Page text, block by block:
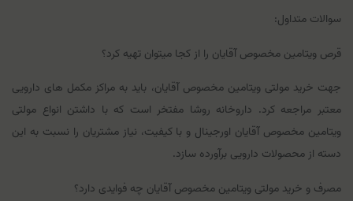
سوالات متداول:
قرص ویتامین مخصوص آقایان را از کجا میتوان تهیه کرد؟
جهت خرید مولتی‌ ویتامین مخصوص آقایان، باید به مراکز مکمل‌ های دارویی
معتبر مراجعه کرد. داروخانه روشا مفتخر است که با داشتن انواع مولتی‌
ویتامین مخصوص آقایان اورجینال و با کیفیت، نیاز مشتریان را نسبت به این
دسته از محصولات دارویی برآورده سازد.
مصرف و خرید مولتی ویتامین مخصوص آقایان چه فوایدی دارد؟